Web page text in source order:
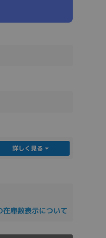
詳しく見る
庫数表示について
9 Ryzen 7